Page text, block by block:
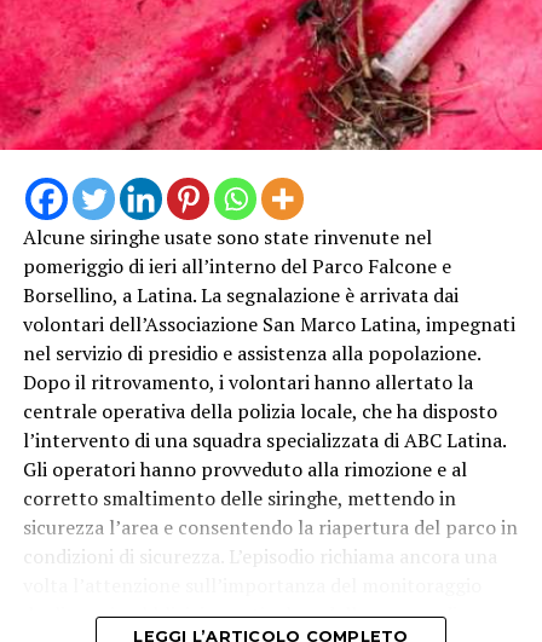
ELICOTTERO
AIB VIGILI
DEL FUOCO
CASILINA
SUD
PROTEZIONE
CIVILE
PASSO
GENOVESE
INCENDIO
CASILINA
SUD
Alcune siringhe usate sono state rinvenute nel
pomeriggio di ieri all’interno del Parco Falcone e
Borsellino, a Latina. La segnalazione è arrivata dai
volontari dell’Associazione San Marco Latina, impegnati
nel servizio di presidio e assistenza alla popolazione.
Dopo il ritrovamento, i volontari hanno allertato la
centrale operativa della polizia locale, che ha disposto
l’intervento di una squadra specializzata di ABC Latina.
Gli operatori hanno provveduto alla rimozione e al
corretto smaltimento delle siringhe, mettendo in
sicurezza l’area e consentendo la riapertura del parco in
condizioni di sicurezza. L’episodio richiama ancora una
degli spazi pubblici, in particolare delle aree verdi
LEGGI L’ARTICOLO COMPLETO